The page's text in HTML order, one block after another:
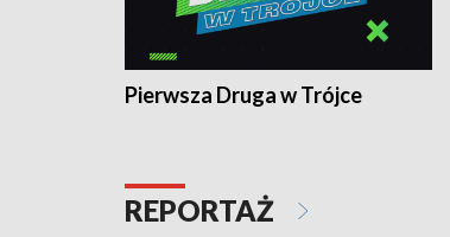
Pierwsza Druga w Trójce
REPORTAŻ